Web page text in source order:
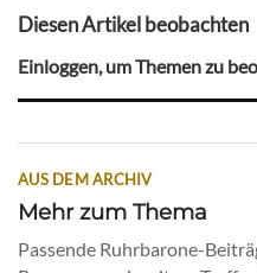
Diesen Artikel beobachten
Einloggen, um Themen zu
AUS DEM ARCHIV
Mehr zum Thema
Passende Ruhrbarone-